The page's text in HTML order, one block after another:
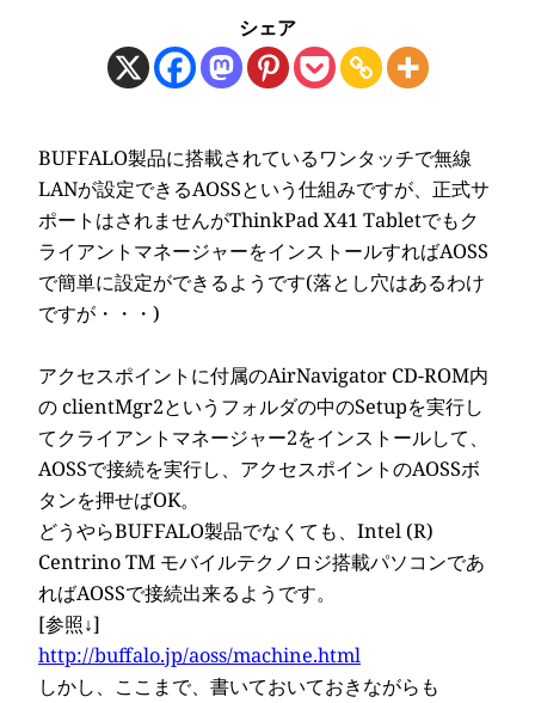
シェア
BUFFALO製品に搭載されているワンタッチで無線
LANが設定できるAOSSという仕組みですが、正式サ
ポートはされませんがThinkPad X41 Tabletでもク
ライアントマネージャーをインストールすればAOSS
で簡単に設定ができるようです(落とし穴はあるわけ
ですが・・・)
アクセスポイントに付属のAirNavigator CD-ROM内
の clientMgr2というフォルダの中のSetupを実行し
てクライアントマネージャー2をインストールして、
AOSSで接続を実行し、アクセスポイントのAOSSボ
タンを押せばOK。
どうやらBUFFALO製品でなくても、Intel (R)
Centrino TM モバイルテクノロジ搭載パソコンであ
ればAOSSで接続出来るようです。
[参照↓]
http://buffalo.jp/aoss/machine.html
しかし、ここまで、書いておいておきながらも